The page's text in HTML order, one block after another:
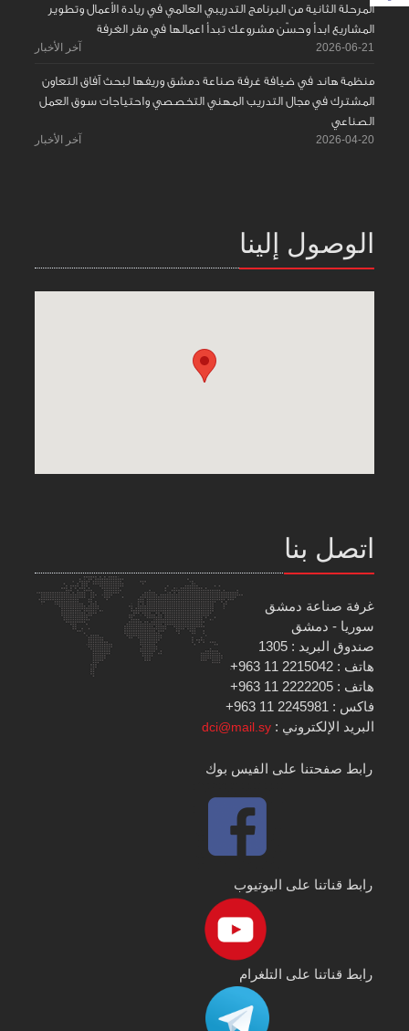
المرحلة الثانية من البرنامج التدريبي العالمي في ريادة الأعمال وتطوير
المشاريع ابدأ وحسّن مشروعك تبدأ اعمالها في مقر الغرفة
2026-06-21 آخر الأخبار
منظمة هاند في ضيافة غرفة صناعة دمشق وريفها لبحث آفاق التعاون
المشترك في مجال التدريب المهني التخصصي واحتياجات سوق العمل
الصناعي
2026-04-20 آخر الأخبار
الوصول إلينا
اتصل بنا
غرفة صناعة دمشق
سوريا - دمشق
صندوق البريد : 1305
هاتف : 2215042 11 963+
هاتف : 2222205 11 963+
فاكس : 2245981 11 963+
البريد الإلكتروني :dci@mail.sy
رابط صفحتنا على الفيس بوك
رابط قناتنا على اليوتيوب
رابط قناتنا على التلغرام